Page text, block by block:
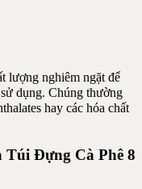
lượng nghiêm ngặt để
dụng. Chúng thường
hay các hóa chất
Đựng Cà Phê 8